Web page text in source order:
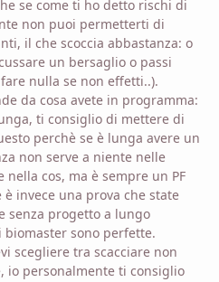
se come ti ho detto rischi di
non puoi permetterti di
il che scoccia abbastanza: o
un bersaglio o passi
nulla se non effetti..).
da cosa avete in programma:
ti consiglio di mettere di
perchè se è lunga avere un
non serve a niente nelle
cos, ma è sempre un PF
invece una prova che state
senza progetto a lungo
sono perfette.
scegliere tra scacciare non
io personalmente ti consiglio